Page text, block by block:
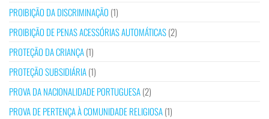
PROIBIÇÃO DA DISCRIMINAÇÃO (1)
PROIBIÇÃO DE PENAS ACESSÓRIAS AUTOMÁTICAS(2)
PROTEÇÃO DA CRIANÇA(1)
PROTEÇÃO SUBSIDIÁRIA(1)
PROVA DA NACIONALIDADE PORTUGUESA(2)
PROVA DE PERTENÇA À COMUNIDADE RELIGIOSA(1)